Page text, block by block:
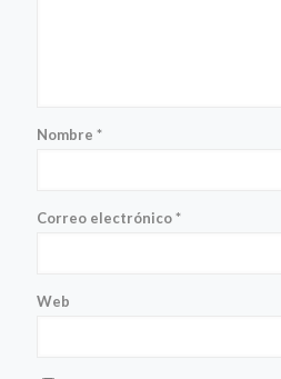
Nombre *
Correo electrónico*
Web